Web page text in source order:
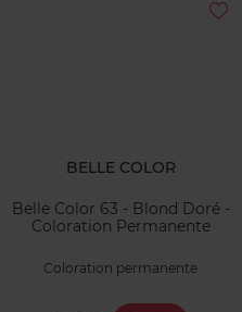
BELLE COLOR
Belle Color 63 - Blond Doré -
Coloration Permanente
Coloration permanente